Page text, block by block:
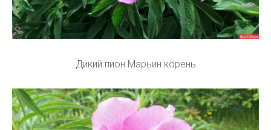
Дикий пион Марьин корень